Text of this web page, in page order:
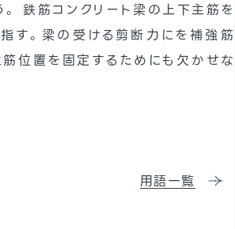
。 鉄筋コンクリート梁の上下主筋を
す。梁の受ける剪断力にを補強筋
筋位置を固定するためにも欠かせな
用語一覧